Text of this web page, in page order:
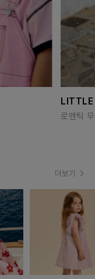
로맨틱
더보기